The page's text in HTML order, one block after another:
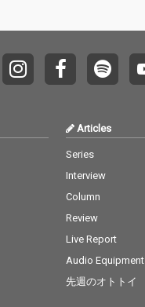
Articles
Series
Interview
Column
Review
Live Report
Audio Equipment
先週のオトトイ